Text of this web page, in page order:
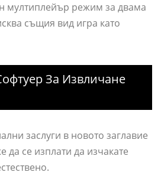
мултиплейър режим за двама
същия вид игра като
За Извличане
заслуги в новото заглавие
се изплати да изчакате